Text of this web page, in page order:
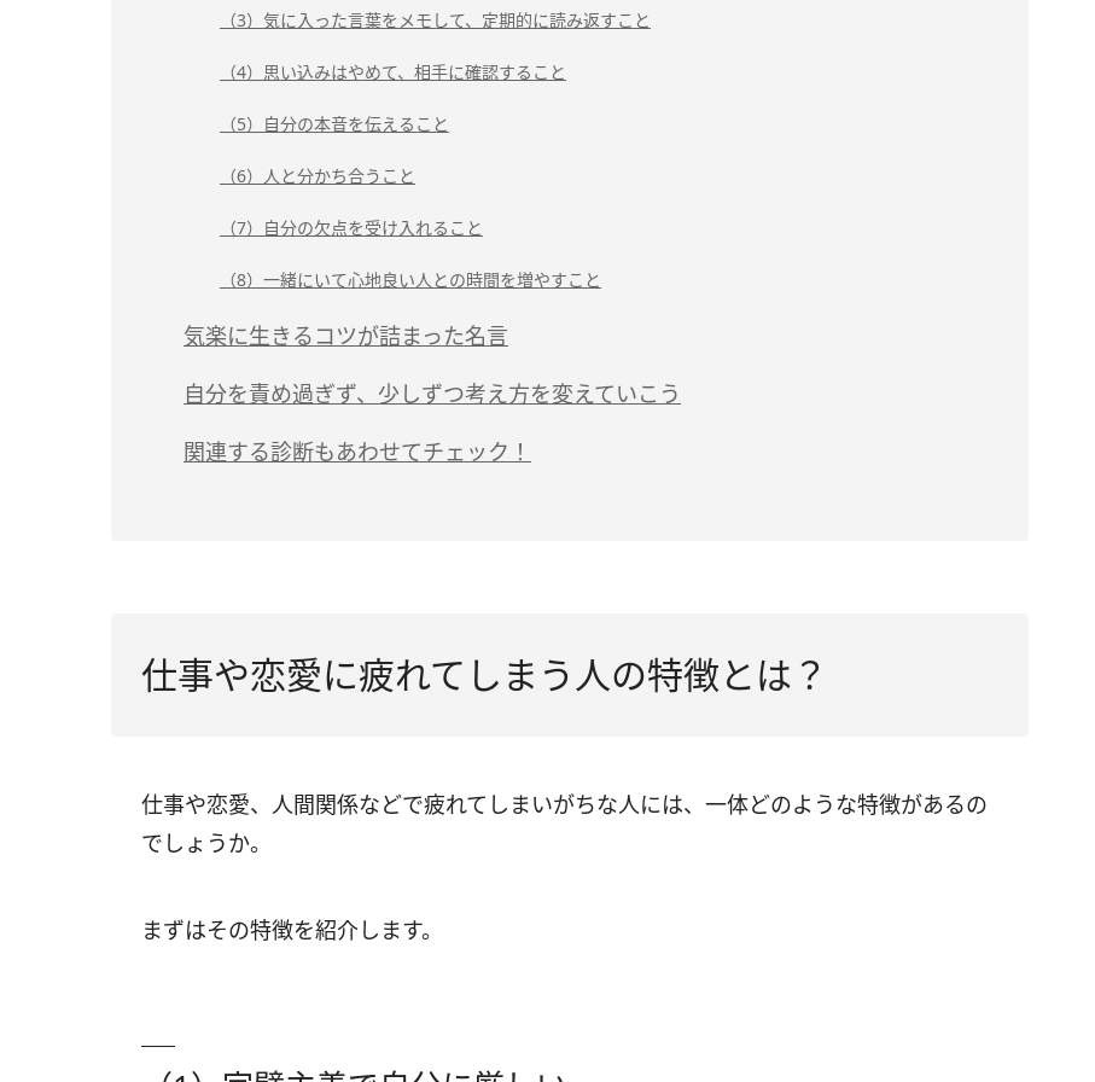
（3）気に入った言葉をメモして、定期的に読み返すこと
（4）思い込みはやめて、相手に確認すること
（5）自分の本音を伝えること
（6）人と分かち合うこと
（7）自分の欠点を受け入れること
（8）一緒にいて心地良い人との時間を増やすこと
気楽に生きるコツが詰まった名言
自分を責め過ぎず、少しずつ考え方を変えていこう
関連する診断もあわせてチェック！
仕事や恋愛に疲れてしまう人の特徴とは？
仕事や恋愛、人間関係などで疲れてしまいがちな人には、一体どのような特徴があるの
でしょうか。
まずはその特徴を紹介します。